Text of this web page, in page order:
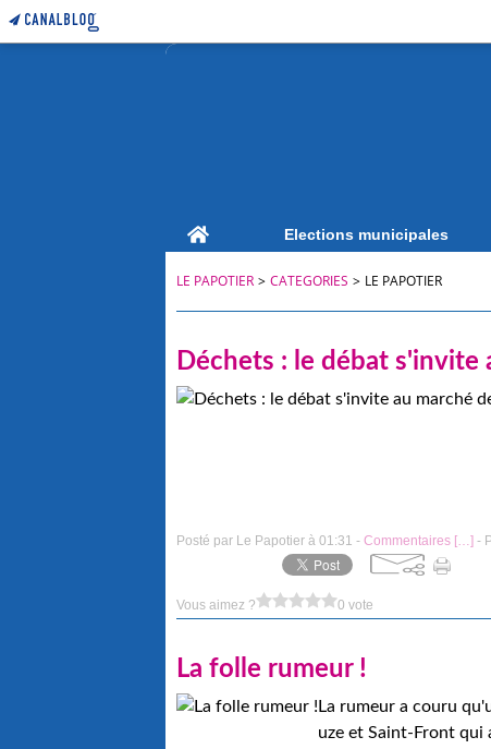
Home Elections municipales
LE PAPOTIER > CATEGORIES > LE PAPOTIER
Déchets : le débat s'invite
Posté par Le Papotier à 01:31 - Commentaires […] -
Vous aimez ? 0 vote
La folle rumeur !
La rumeur a couru
uze et Saint-Front qui